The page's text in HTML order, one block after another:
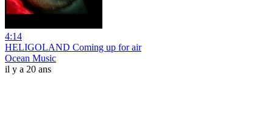
4:14
HELIGOLAND Coming up for air
Ocean Music
il y a 20 ans